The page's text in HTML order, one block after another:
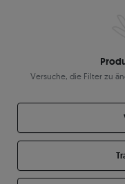
Versuche, die Filter zu